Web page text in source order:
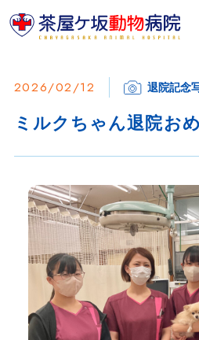
2026/02/12 退院記念
ミルクちゃん退院お